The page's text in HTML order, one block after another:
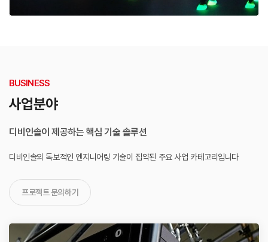
BUSINESS
사업분야
디비인솔이 제공하는 핵심 기술 솔루션
디비인솔의 독보적인 엔지니어링 기술이 집약된 주요 사업 카테고리입니다
프로젝트 문의하기